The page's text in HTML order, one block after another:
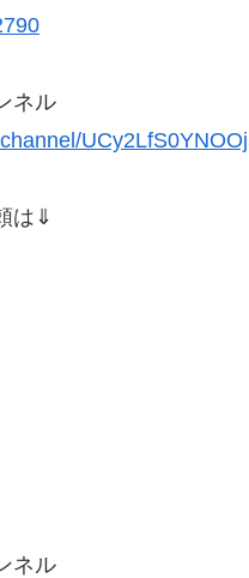
ネル
は️⇓
ネル